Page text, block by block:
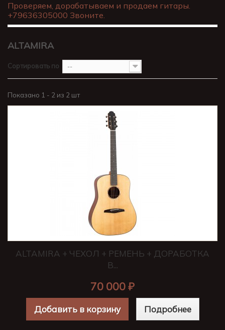
Проверяем, дорабатываем и продаем гитары.
+79636305000 Звоните.
ALTAMIRA
Сортировать по --
Показано 1 - 2 из 2 шт
ALTAMIRA + ЧЕХОЛ + РЕМЕНЬ + ДОРАБОТКА
В...
70 000 ₽
Добавить в корзину Подробнее